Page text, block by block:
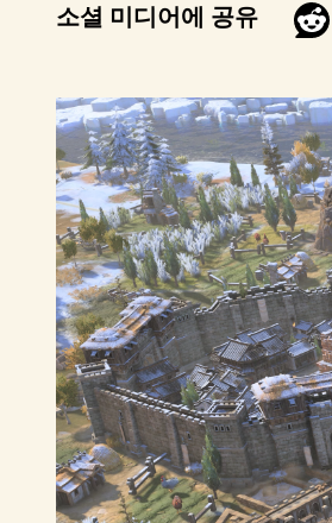
소셜 미디어에 공유